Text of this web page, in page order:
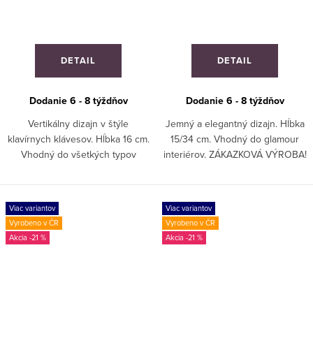
DETAIL
Dodanie 6 - 8 týždňov
Vertikálny dizajn v štýle
klavírnych klávesov. Hĺbka 16 cm.
Vhodný do všetkých typov
DETAIL
Dodanie 6 - 8 týždňov
Jemný a elegantný dizajn. Hĺbka
15/34 cm. Vhodný do glamour
interiérov. ZÁKAZKOVÁ VÝROBA!
Viac variantov
Vyrobeno v ČR
-21 %
Viac variantov
Vyrobeno v ČR
-21 %